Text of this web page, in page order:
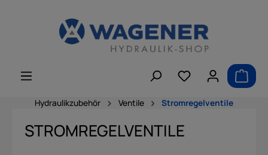
Hydraulikzubehör Ventile Stromregelventile
STROMREGELVENTILE